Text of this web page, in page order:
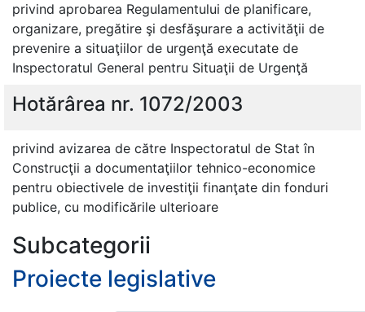
privind aprobarea Regulamentului de planificare,
organizare, pregătire şi desfăşurare a activităţii de
prevenire a situaţiilor de urgenţă executate de
Inspectoratul General pentru Situaţii de Urgenţă
Hotărârea nr. 1072/2003
privind avizarea de către Inspectoratul de Stat în
Construcţii a documentaţiilor tehnico-economice
pentru obiectivele de investiţii finanţate din fonduri
publice, cu modificările ulterioare
Subcategorii
Proiecte legislative